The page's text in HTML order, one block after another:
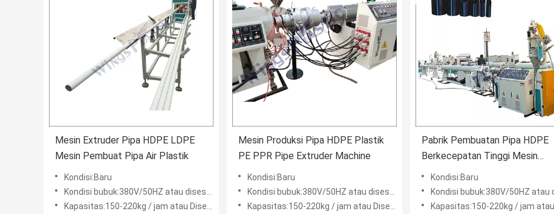
Mesin Extruder Pipa HDPE LDPE
Mesin Pembuat Pipa Air Plastik
Kondisi:Baru
Kondisi bubuk:380V/50HZ atau disesuaikan
Kapasitas:150-220kg / jam atau Disesuaikan
Mesin Produksi Pipa HDPE Plastik
PE PPR Pipe Extruder Machine
Kondisi:Baru
Kondisi bubuk:380V/50HZ atau disesuaikan
Kapasitas:150-220kg / jam atau Disesuaikan
Pabrik Pembuatan Pipa HDPE
Berkecepatan Tinggi Mesin
Pembuat Pipa Air Plastik
Jam
Kondisi:Baru
Kondisi bubuk:380V/50HZ atau
Kapasitas:150-220kg / jam atau